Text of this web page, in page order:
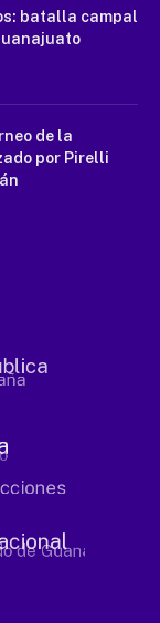
batalla campal
de la
por Pirelli